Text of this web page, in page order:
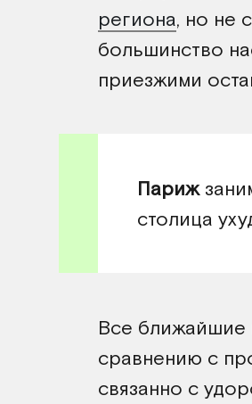
региона, но не
большинство
приезжими
Париж
столица
Все ближайшие
сравнению с
связанно с